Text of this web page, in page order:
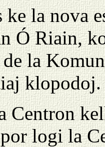
la nova
Ó Riain,
la
klopodoj.
Centron
logi la